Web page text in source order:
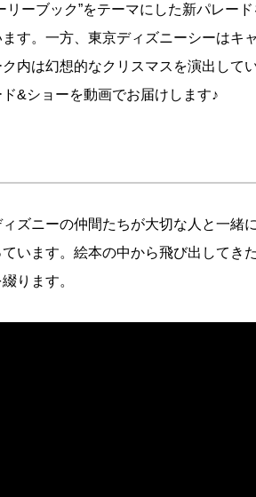
リーブック”をテーマにした新パレー
す。一方、東京ディズニーシーはキ
内は幻想的なクリスマスを演出して
&ショーを動画でお届けします♪
ズニーの仲間たちが大切な人と一緒
います。絵本の中から飛び出してき
ります。